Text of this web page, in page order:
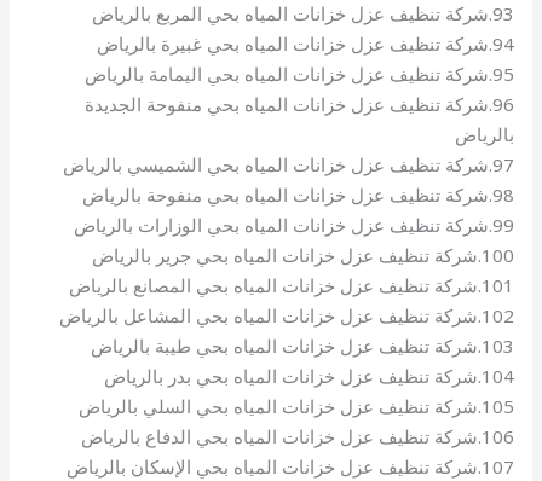
93.شركة تنظيف عزل خزانات المياه بحي المربع بالرياض
94.شركة تنظيف عزل خزانات المياه بحي غبيرة بالرياض
95.شركة تنظيف عزل خزانات المياه بحي اليمامة بالرياض
96.شركة تنظيف عزل خزانات المياه بحي منفوحة الجديدة
بالرياض
97.شركة تنظيف عزل خزانات المياه بحي الشميسي بالرياض
98.شركة تنظيف عزل خزانات المياه بحي منفوحة بالرياض
99.شركة تنظيف عزل خزانات المياه بحي الوزارات بالرياض
100.شركة تنظيف عزل خزانات المياه بحي جرير بالرياض
101.شركة تنظيف عزل خزانات المياه بحي المصانع بالرياض
102.شركة تنظيف عزل خزانات المياه بحي المشاعل بالرياض
103.شركة تنظيف عزل خزانات المياه بحي طيبة بالرياض
104.شركة تنظيف عزل خزانات المياه بحي بدر بالرياض
105.شركة تنظيف عزل خزانات المياه بحي السلي بالرياض
106.شركة تنظيف عزل خزانات المياه بحي الدفاع بالرياض
107.شركة تنظيف عزل خزانات المياه بحي الإسكان بالرياض